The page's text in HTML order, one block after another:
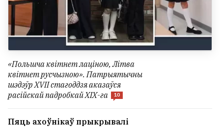
«Польшча квітнет лаціною, Літва
квітнет русчызною». Патрыятычны
шэдэўр XVII стагоддзя аказаўся
расійскай падробкай ХІХ-га
10
Пяць ахоўнікаў прыкрывалі